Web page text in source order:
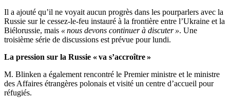
Il a ajouté qu’il ne voyait aucun progrès dans les pourparlers avec la
Russie sur le cessez-le-feu instauré à la frontière entre l’Ukraine et la
Biélorussie, mais « nous devons continuer à discuter ». Une
troisième série de discussions est prévue pour lundi.
La pression sur la Russie « va s’accroître »
M. Blinken a également rencontré le Premier ministre et le ministre
des Affaires étrangères polonais et visité un centre d’accueil pour
réfugiés.